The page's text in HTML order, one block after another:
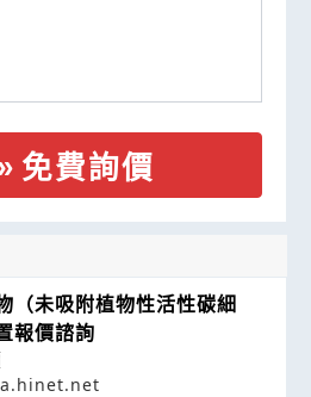
免費詢價
（未吸附植物性活性碳細
報價諮詢